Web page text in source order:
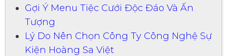
Gợi Ý Menu Tiệc Cưới Độc Đáo Và Ấn
Tượng
Lý Do Nên Chọn Công Ty Công Nghệ Sự
Kiện Hoàng Sa Việt